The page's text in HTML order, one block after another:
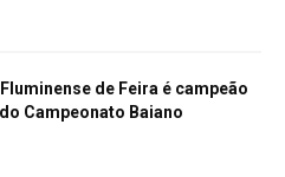
de Feira é campeão
Campeonato Baiano